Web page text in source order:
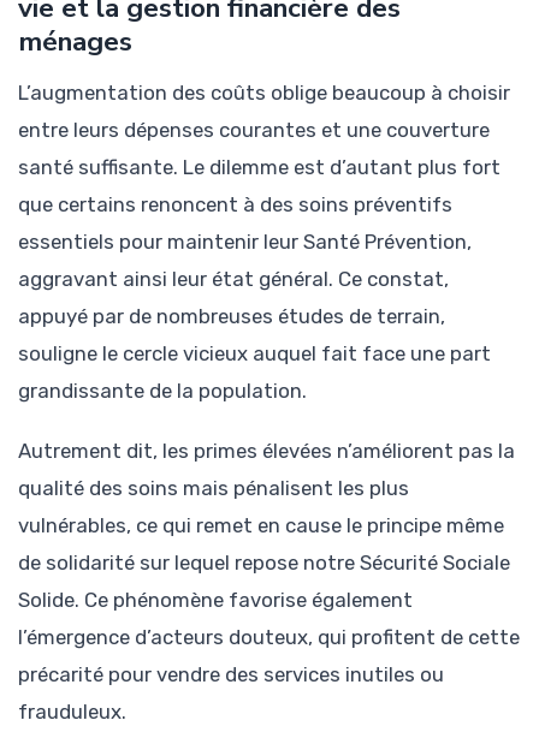
vie et la gestion financière des
ménages
L’augmentation des coûts oblige beaucoup à choisir
entre leurs dépenses courantes et une couverture
santé suffisante. Le dilemme est d’autant plus fort
que certains renoncent à des soins préventifs
essentiels pour maintenir leur Santé Prévention,
aggravant ainsi leur état général. Ce constat,
appuyé par de nombreuses études de terrain,
souligne le cercle vicieux auquel fait face une part
grandissante de la population.
Autrement dit, les primes élevées n’améliorent pas la
qualité des soins mais pénalisent les plus
vulnérables, ce qui remet en cause le principe même
de solidarité sur lequel repose notre Sécurité Sociale
Solide. Ce phénomène favorise également
l’émergence d’acteurs douteux, qui profitent de cette
précarité pour vendre des services inutiles ou
frauduleux.